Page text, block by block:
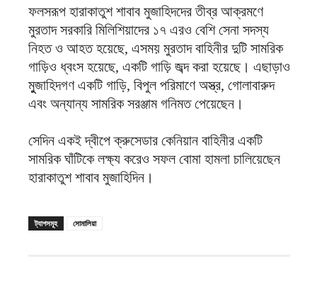
ফলসরূপ হারাকাতুশ শাবাব মুজাহিদদের তীব্র আক্রমণে
মুরতাদ সরকারি মিলিশিয়াদের ১৭ এরও বেশি সেনা সদস্য
নিহত ও আহত হয়েছে, এসময় মুরতাদ বাহিনীর দুটি সামরিক
গাড়িও ধ্বংস হয়েছে, একটি গাড়ি জব্দ করা হয়েছে। এছাড়াও
মুুজাহিদগণ একটি গাড়ি, বিপুল পরিমাণে অস্ত্র, গোলাবারুদ
এবং অন্যান্য সামরিক সরঞ্জাম গনিমত পেয়েছেন।
সেদিন একই দ্বীপে ক্রুসেডার কেনিয়ান বাহিনীর একটি
সামরিক ঘাঁটিকে লক্ষ্য করেও সফল বোমা হামলা চালিয়েছেন
হারাকাতুশ শাবাব মুজাহিদিন।
ট্যাগসমূহ সোমালিয়া